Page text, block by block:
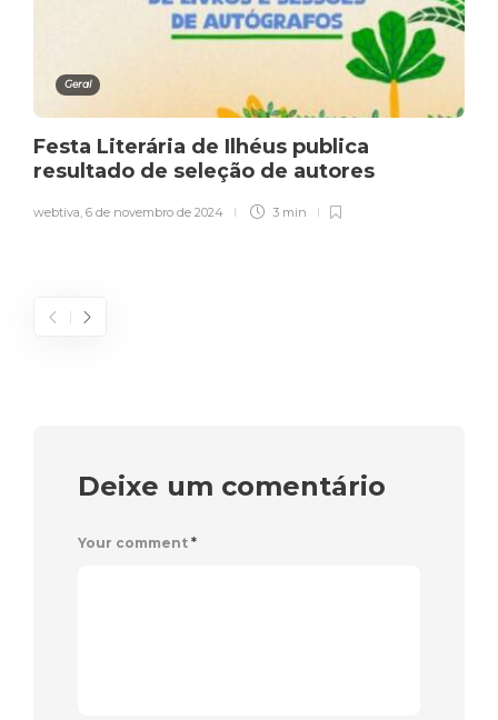
Geral
Festa Literária de Ilhéus publica
resultado de seleção de autores
webtiva 6 de novembro de 2024 3 min
Deixe um comentário
Your comment *